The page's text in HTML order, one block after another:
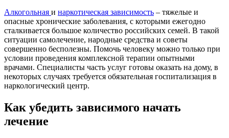
Алкогольная и наркотическая зависимость – тяжелые и
опасные хронические заболевания, с которыми ежегодно
сталкивается большое количество российских семей. В такой
ситуации самолечение, народные средства и советы
совершенно бесполезны. Помочь человеку можно только при
условии проведения комплексной терапии опытными
врачами. Специалисты часть услуг готовы оказать на дому, в
некоторых случаях требуется обязательная госпитализация в
наркологический центр.
Как убедить зависимого начать
лечение